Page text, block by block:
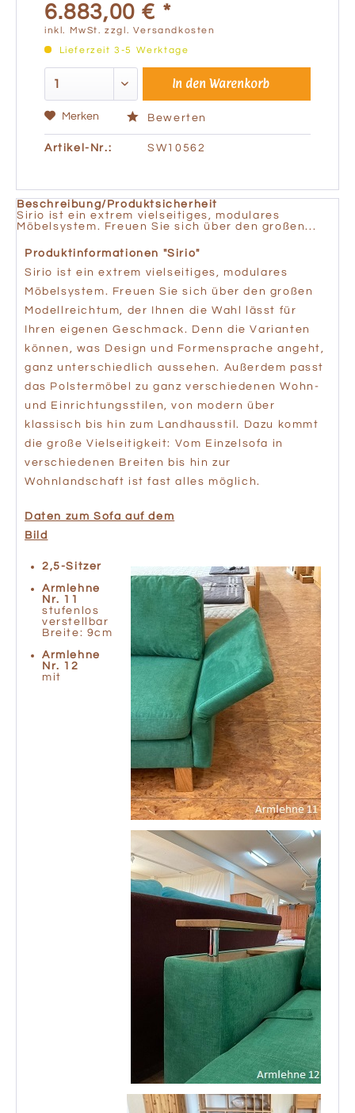
6.883,00 € *
inkl. MwSt.zzgl. Versandkosten
Lieferzeit 3-5 Werktage
In den Warenkorb
Merken Bewerten
Artikel-Nr.: SW10562
Beschreibung/Produktsicherheit
Sirio ist ein extrem vielseitiges, modulares
Möbelsystem. Freuen Sie sich über den großen...
Produktinformationen "Sirio"
Sirio ist ein extrem vielseitiges, modulares
Möbelsystem. Freuen Sie sich über den großen
Modellreichtum, der Ihnen die Wahl lässt für
Ihren eigenen Geschmack. Denn die Varianten
können, was Design und Formensprache angeht,
ganz unterschiedlich aussehen. Außerdem passt
das Polstermöbel zu ganz verschiedenen Wohn-
und Einrichtungsstilen, von modern über
klassisch bis hin zum Landhausstil. Dazu kommt
die große Vielseitigkeit: Vom Einzelsofa in
verschiedenen Breiten bis hin zur
Wohnlandschaft ist fast alles möglich.
Daten zum Sofa auf dem
Bild
2,5-Sitzer
Armlehne
Nr. 11
stufenlos
verstellbar
Breite: 9cm
Armlehne
Nr. 12
mit